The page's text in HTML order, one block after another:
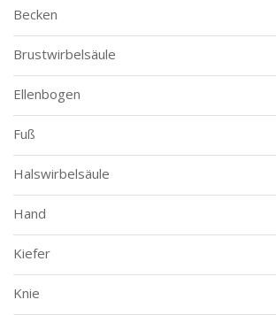
Becken
Brustwirbelsäule
Ellenbogen
Fuß
Halswirbelsäule
Hand
Kiefer
Knie